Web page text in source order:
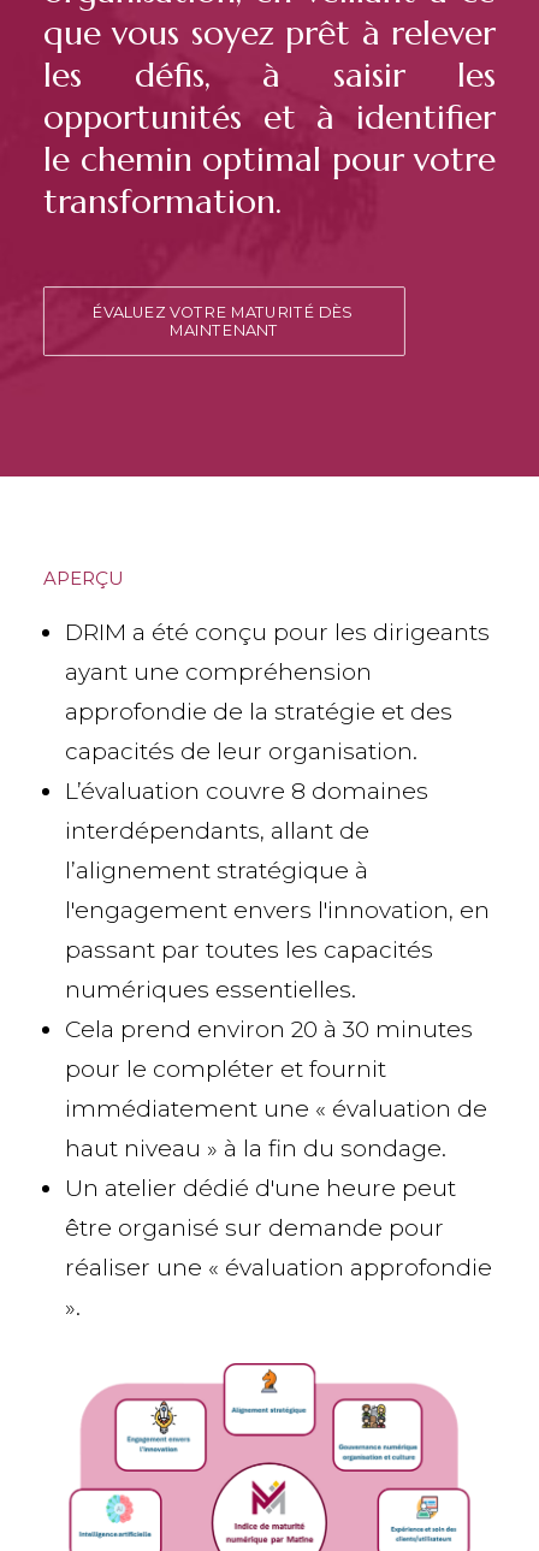
que vous soyez prêt à relever
les défis, à saisir les
opportunités et à identifier
le chemin optimal pour votre
transformation.
ÉVALUEZ VOTRE MATURITÉ DÈS
MAINTENANT
APERÇU
DRIM a été conçu pour les dirigeants
ayant une compréhension
approfondie de la stratégie et des
capacités de leur organisation.
L’évaluation couvre 8 domaines
interdépendants, allant de
l’alignement stratégique à
l'engagement envers l'innovation, en
passant par toutes les capacités
numériques essentielles.
Cela prend environ 20 à 30 minutes
pour le compléter et fournit
immédiatement une « évaluation de
haut niveau » à la fin du sondage.
Un atelier dédié d'une heure peut
être organisé sur demande pour
réaliser une « évaluation approfondie
».